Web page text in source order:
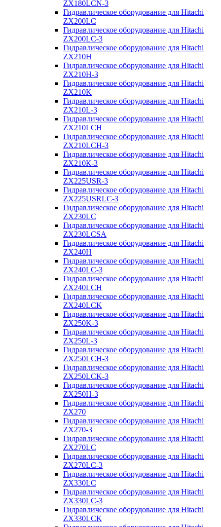
ZX180LCN-3
Гидравлическое оборудование для Hitachi
ZX200LC
Гидравлическое оборудование для Hitachi
ZX200LC-3
Гидравлическое оборудование для Hitachi
ZX210H
Гидравлическое оборудование для Hitachi
ZX210H-3
Гидравлическое оборудование для Hitachi
ZX210K
Гидравлическое оборудование для Hitachi
ZX210L-3
Гидравлическое оборудование для Hitachi
ZX210LCH
Гидравлическое оборудование для Hitachi
ZX210LCH-3
Гидравлическое оборудование для Hitachi
ZX210К-3
Гидравлическое оборудование для Hitachi
ZX225USR-3
Гидравлическое оборудование для Hitachi
ZX225USRLC-3
Гидравлическое оборудование для Hitachi
ZX230LC
Гидравлическое оборудование для Hitachi
ZX230LCSA
Гидравлическое оборудование для Hitachi
ZX240H
Гидравлическое оборудование для Hitachi
ZX240LC-3
Гидравлическое оборудование для Hitachi
ZX240LCH
Гидравлическое оборудование для Hitachi
ZX240LCK
Гидравлическое оборудование для Hitachi
ZX250K-3
Гидравлическое оборудование для Hitachi
ZX250L-3
Гидравлическое оборудование для Hitachi
ZX250LCH-3
Гидравлическое оборудование для Hitachi
ZX250LCK-3
Гидравлическое оборудование для Hitachi
ZX250Н-3
Гидравлическое оборудование для Hitachi
ZX270
Гидравлическое оборудование для Hitachi
ZX270-3
Гидравлическое оборудование для Hitachi
ZX270LC
Гидравлическое оборудование для Hitachi
ZX270LC-3
Гидравлическое оборудование для Hitachi
ZX330LC
Гидравлическое оборудование для Hitachi
ZX330LC-3
Гидравлическое оборудование для Hitachi
ZX330LCK